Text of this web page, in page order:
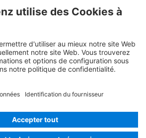
2026Mercedes-Benz AG
fournisseur
Paramètres des cookies